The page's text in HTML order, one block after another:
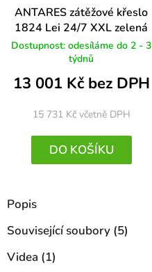
ANTARES zátěžové křeslo
1824 Lei 24/7 XXL zelená
Dostupnost: odesíláme do 2 - 3
týdnů
13 001 Kč bez DPH
15 731 Kč včetně DPH
DO KOŠÍKU
Popis
Související soubory (5)
Videa (1)